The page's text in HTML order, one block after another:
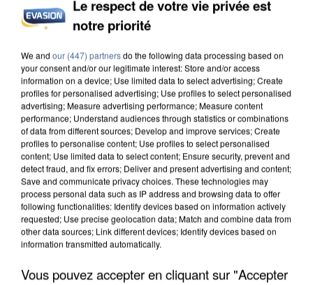
DE SOLIDARITÉ AVEC LES...
Le respect de votre vie privée est
notre priorité
We and our (447) partnersdo the following data processing based on
your consent and/or our legitimate interest: Store and/or access
information on a device; Use limited data to select advertising; Create
profiles for personalised advertising; Use profiles to select personalised
advertising; Measure advertising performance; Measure content
performance; Understand audiences through statistics or combinations
of data from different sources; Develop and improve services; Create
profiles to personalise content; Use profiles to select personalised
content; Use limited data to select content; Ensure security, prevent and
detect fraud, and fix errors; Deliver and present advertising and content;
Save and communicate privacy choices. These technologies may
process personal data such as IP address and browsing data to offer
following functionalities: Identify devices based on information actively
requested; Use precise geolocation data; Match and combine data from
other data sources; Link different devices; Identify devices based on
information transmitted automatically.
Vous pouvez accepter en cliquant sur "Accepter